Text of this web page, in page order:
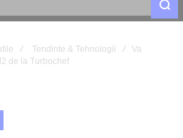
Tendinte & Tehnologii
Va
de la Turbochef